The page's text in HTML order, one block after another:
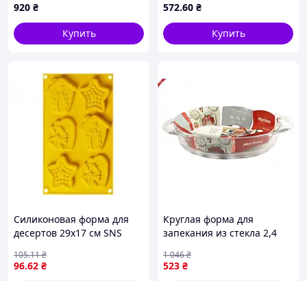
920 ₴
Купить
выпечки кондитерские
572.60 ₴
Купить
Силиконовая форма для
десертов 29х17 см SNS
96.62 ₴
105.11₴
Круглая форма для
запекания из стекла 2,4
для идеальных
кулинарных шедевров
523 ₴
1 046₴